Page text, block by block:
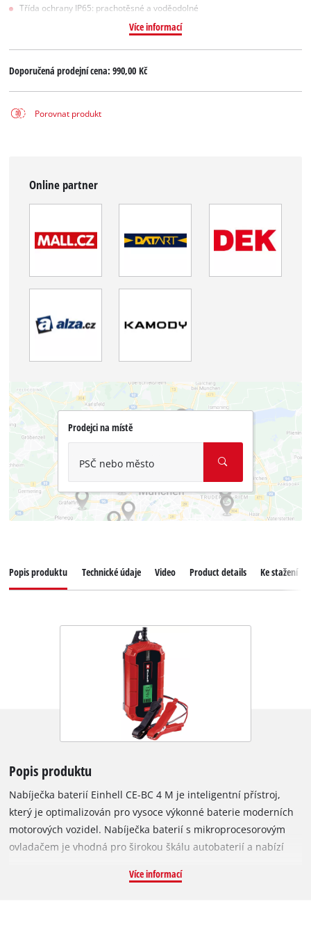
Třída ochrany IP65: prachotěsné a voděodolné
Více informací
Doporučená prodejní cena:990,00 Kč
Porovnat produkt
Online partner
Prodejci na místě
PSČ nebo město
Popis produktu Technické údaje Video Product details Ke stažení
Popis produktu
Nabíječka baterií Einhell CE-BC 4 M je inteligentní přístroj,
který je optimalizován pro vysoce výkonné baterie moderních
motorových vozidel. Nabíječka baterií s mikroprocesorovým
ovladačem je vhodná pro širokou škálu autobaterií a nabízí
výhodou je vysokorychlostní nabíjení akumulátorů s
Více informací